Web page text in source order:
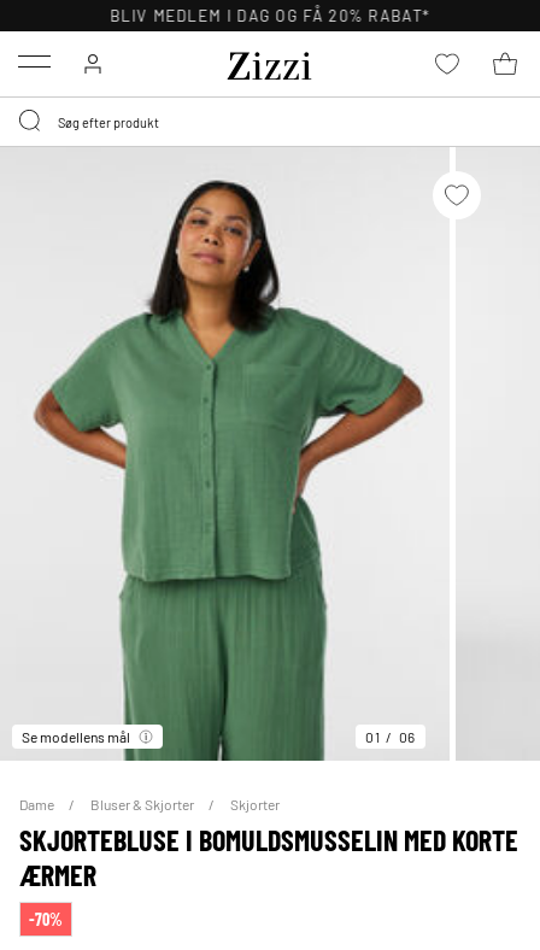
BLIV MEDLEM I DAG OG FÅ 20% RABAT*
Menu
Se modellens mål 01 06
Dame Bluser & Skjorter Skjorter
SKJORTEBLUSE I BOMULDSMUSSELIN MED KORTE
ÆRMER
-70%